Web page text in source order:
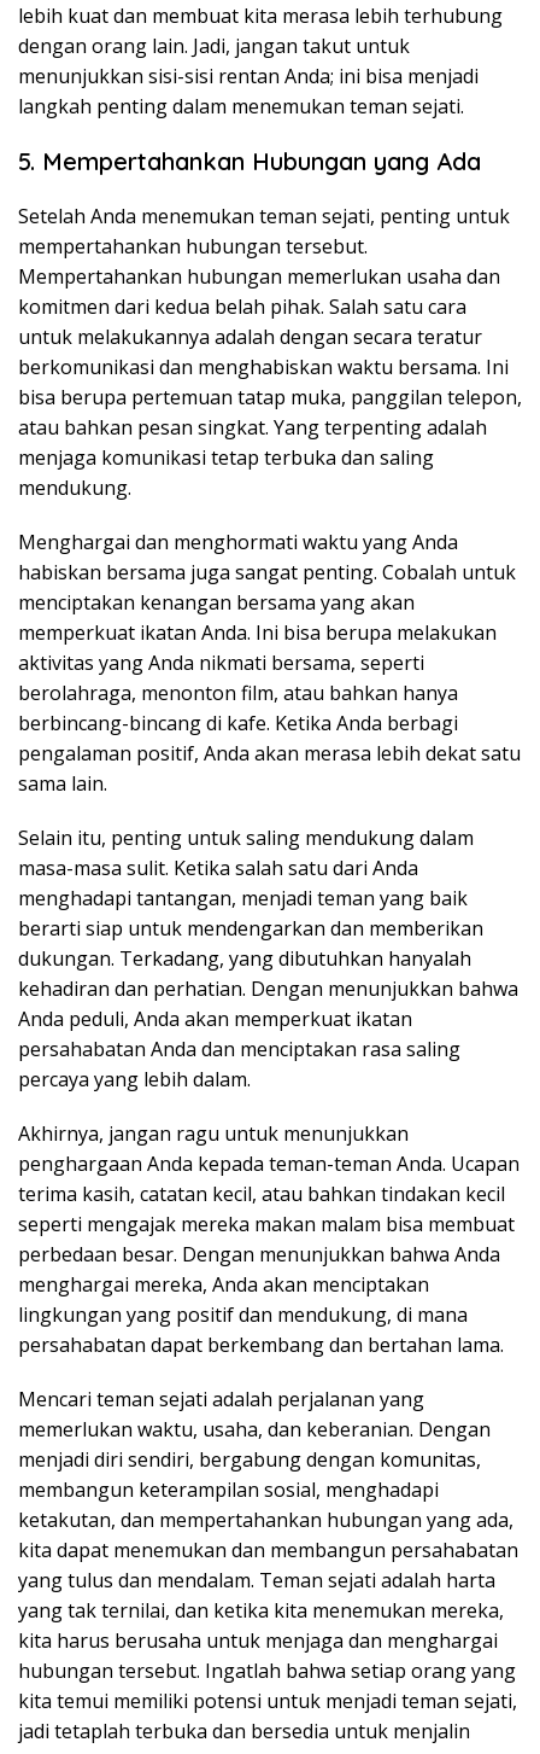
lebih kuat dan membuat kita merasa lebih terhubung
dengan orang lain. Jadi, jangan takut untuk
menunjukkan sisi-sisi rentan Anda; ini bisa menjadi
langkah penting dalam menemukan teman sejati.
5. Mempertahankan Hubungan yang Ada
Setelah Anda menemukan teman sejati, penting untuk
mempertahankan hubungan tersebut.
Mempertahankan hubungan memerlukan usaha dan
komitmen dari kedua belah pihak. Salah satu cara
untuk melakukannya adalah dengan secara teratur
berkomunikasi dan menghabiskan waktu bersama. Ini
bisa berupa pertemuan tatap muka, panggilan telepon,
atau bahkan pesan singkat. Yang terpenting adalah
menjaga komunikasi tetap terbuka dan saling
mendukung.
Menghargai dan menghormati waktu yang Anda
habiskan bersama juga sangat penting. Cobalah untuk
menciptakan kenangan bersama yang akan
memperkuat ikatan Anda. Ini bisa berupa melakukan
aktivitas yang Anda nikmati bersama, seperti
berolahraga, menonton film, atau bahkan hanya
berbincang-bincang di kafe. Ketika Anda berbagi
pengalaman positif, Anda akan merasa lebih dekat satu
sama lain.
Selain itu, penting untuk saling mendukung dalam
masa-masa sulit. Ketika salah satu dari Anda
menghadapi tantangan, menjadi teman yang baik
berarti siap untuk mendengarkan dan memberikan
dukungan. Terkadang, yang dibutuhkan hanyalah
kehadiran dan perhatian. Dengan menunjukkan bahwa
Anda peduli, Anda akan memperkuat ikatan
persahabatan Anda dan menciptakan rasa saling
percaya yang lebih dalam.
Akhirnya, jangan ragu untuk menunjukkan
penghargaan Anda kepada teman-teman Anda. Ucapan
terima kasih, catatan kecil, atau bahkan tindakan kecil
seperti mengajak mereka makan malam bisa membuat
perbedaan besar. Dengan menunjukkan bahwa Anda
menghargai mereka, Anda akan menciptakan
lingkungan yang positif dan mendukung, di mana
persahabatan dapat berkembang dan bertahan lama.
Mencari teman sejati adalah perjalanan yang
memerlukan waktu, usaha, dan keberanian. Dengan
menjadi diri sendiri, bergabung dengan komunitas,
membangun keterampilan sosial, menghadapi
ketakutan, dan mempertahankan hubungan yang ada,
kita dapat menemukan dan membangun persahabatan
yang tulus dan mendalam. Teman sejati adalah harta
yang tak ternilai, dan ketika kita menemukan mereka,
kita harus berusaha untuk menjaga dan menghargai
hubungan tersebut. Ingatlah bahwa setiap orang yang
kita temui memiliki potensi untuk menjadi teman sejati,
jadi tetaplah terbuka dan bersedia untuk menjalin